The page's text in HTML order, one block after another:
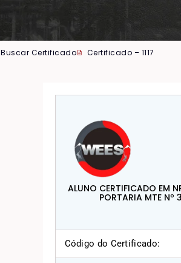
Buscar Certificado Certificado – 1117
ALUNO CERTIFICADO EM
PORTARIA MTE
Código do Certificado: